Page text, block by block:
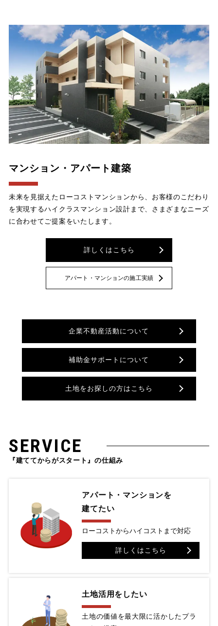
マンション・アパート建築
未来を見据えたローコストマンションから、お客様のこだわり
を実現するハイクラスマンション設計まで、さまざまなニーズ
に合わせてご提案をいたします。
詳しくはこちら
アパート・マンションの施工実績
企業不動産活動について
補助金サポートについて
土地をお探しの方はこちら
SERVICE
『建ててからがスタート』の仕組み
アパート・マンションを
建てたい
ローコストからハイコストまで対応
詳しくはこちら
土地活用をしたい
土地の価値を最大限に活かしたプラ